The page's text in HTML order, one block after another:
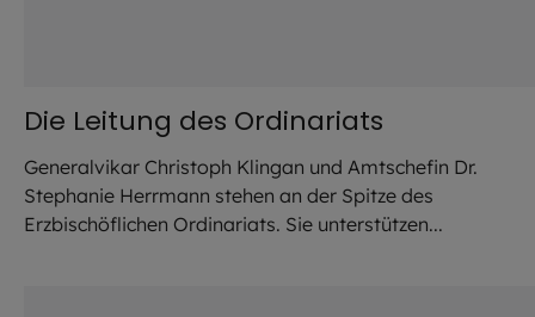
Die Leitung des Ordinariats
Generalvikar Christoph Klingan und Amtschefin Dr.
Stephanie Herrmann stehen an der Spitze des
Erzbischöflichen Ordinariats. Sie unterstützen...